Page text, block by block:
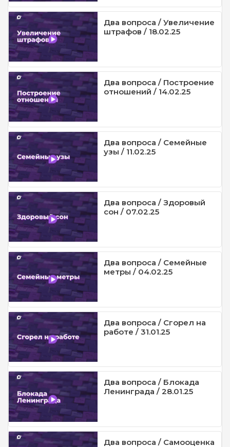
Два вопроса / Увеличение
штрафов / 18.02.25
Два вопроса / Построение
отношений / 14.02.25
Два вопроса / Семейные
узы / 11.02.25
Два вопроса / Здоровый
сон / 07.02.25
Два вопроса / Семейные
метры / 04.02.25
Два вопроса / Сгорел на
работе / 31.01.25
Два вопроса / Блокада
Ленинграда / 28.01.25
Два вопроса / Самооценка